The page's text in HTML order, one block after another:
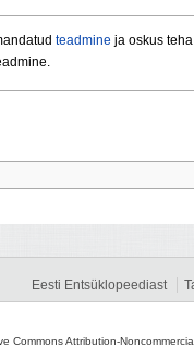
teadmine ja oskus
Eesti Entsüklopeediast
Commons Attribution-